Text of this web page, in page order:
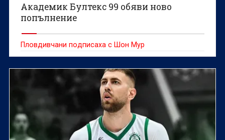
Академик Бултекс 99 обяви ново
попълнение
Пловдивчани подписаха с Шон Мур